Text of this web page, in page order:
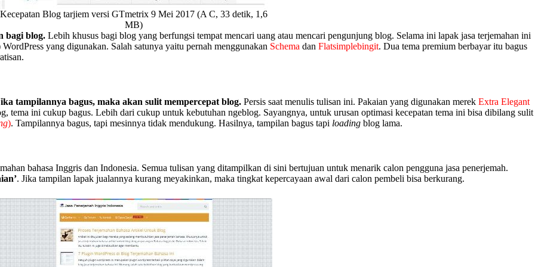
Kecepatan Blog tarjiem versi GTmetrix 9 Mei 2017 (A C, 33 detik, 1,6
MB)
bagi blog. Lebih khusus bagi blog yang berfungsi tempat mencari uang atau mencari pengunjung blog. Selama ini lapak jasa terjemahan ini
WordPress yang digunakan. Salah satunya yaitu pernah menggunakan Schema dan Flatsimplebingit. Dua tema premium berbayar itu bagus
tampilannya bagus, maka akan sulit mempercepat blog. Persis saat menulis tulisan ini. Pakaian yang digunakan merek Extra Elegant
tema ini cukup bagus. Lebih dari cukup untuk kebutuhan ngeblog. Sayangnya, untuk urusan optimasi kecepatan tema ini bisa dibilang sulit
). Tampilannya bagus, tapi mesinnya tidak mendukung. Hasilnya, tampilan bagus tapi loading blog lama.
bahasa Inggris dan Indonesia. Semua tulisan yang ditampilkan di sini bertujuan untuk menarik calon pengguna jasa penerjemah.
. Jika tampilan lapak jualannya kurang meyakinkan, maka tingkat kepercayaan awal dari calon pembeli bisa berkurang.